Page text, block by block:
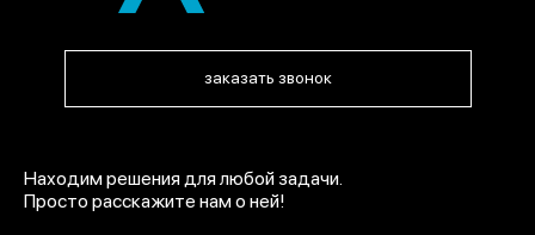
заказать звонок
Находим решения для любой задачи.
Просто расскажите нам о ней!